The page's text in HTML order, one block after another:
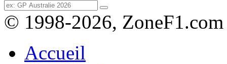
© 1998-2026, ZoneF1.com
Accueil